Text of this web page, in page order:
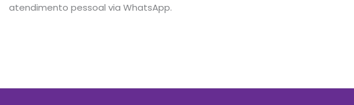
atendimento pessoal via WhatsApp.